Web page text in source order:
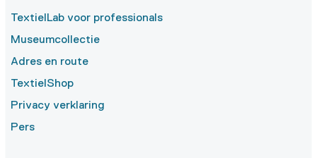
TextielLab voor professionals
Museumcollectie
Adres en route
TextielShop
Privacy verklaring
Pers